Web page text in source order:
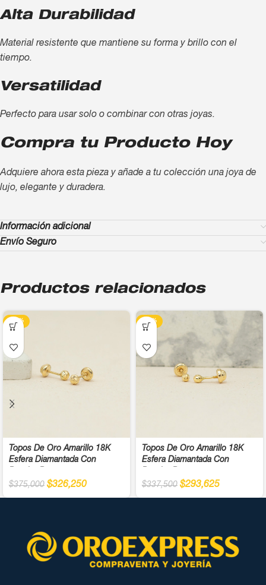
Alta Durabilidad
Material resistente que mantiene su forma y brillo con el
tiempo.
Versatilidad
Perfecto para usar solo o combinar con otras joyas.
Compra tu Producto Hoy
Adquiere ahora esta pieza y añade a tu colección una joya de
lujo, elegante y duradera.
Información adicional
Envío Seguro
Productos relacionados
-13%
Topos De Oro Amarillo 18K
Esfera Diamantada Con
$375,000 $326,250
-13%
Topos De Oro Amarillo 18K
Esfera Diamantada Con
$337,500 $293,625